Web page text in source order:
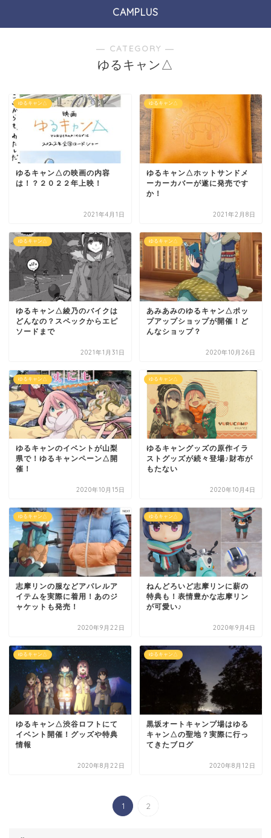
CAMPLUS
― CATEGORY ―
ゆるキャン△
ゆるキャン△
ゆるキャン△の映画の内容
は！？２０２２年上映！
2021年4月1日
ゆるキャン△
ゆるキャン△ホットサンドメ
ーカーカバーが遂に発売です
か！
2021年2月8日
ゆるキャン△
ゆるキャン△綾乃のバイクは
どんなの？スペックからエピ
ソードまで
2021年1月31日
ゆるキャン△
あみあみのゆるキャン△ポッ
プアップショップが開催！ど
んなショップ？
2020年10月26日
ゆるキャン△
ゆるキャンのイベントが山梨
県で！ゆるキャンペーン△開
催！
2020年10月15日
ゆるキャン△
ゆるキャングッズの原作イラ
ストグッズが続々登場♪財布が
もたない
2020年10月4日
ゆるキャン△
志摩リンの服などアパレルア
イテムを実際に着用！あのジ
ャケットも発売！
2020年9月22日
ゆるキャン△
ねんどろいど志摩リンに薪の
特典も！表情豊かな志摩リン
が可愛い♪
2020年9月4日
ゆるキャン△
ゆるキャン△渋谷ロフトにて
イベント開催！グッズや特典
情報
2020年8月22日
ゆるキャン△
黒坂オートキャンプ場はゆる
キャン△の聖地？実際に行っ
てきたブログ
2020年8月12日
1 2